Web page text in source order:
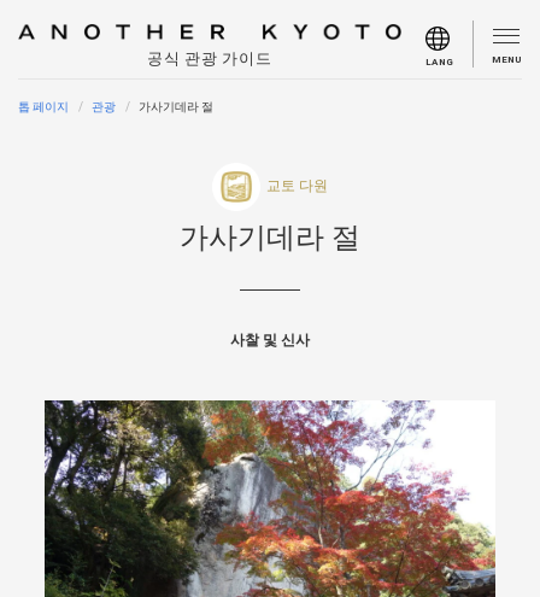
공식 관광 가이드 LANG MENU
톱 페이지 관광 가사기데라 절
교토 다원
가사기데라 절
사찰 및 신사